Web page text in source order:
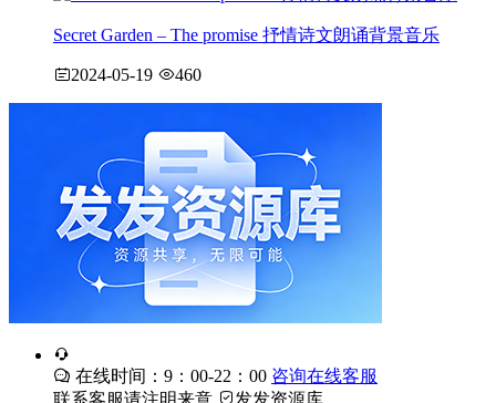
Secret Garden – The promise 抒情诗文朗诵背景音乐
2024-05-19 460
在线时间：9：00-22：00 咨询在线客服
联系客服请注明来意
发发资源库